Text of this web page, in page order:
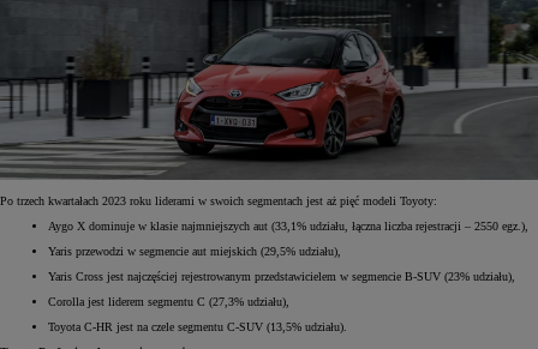
Po trzech kwartałach 2023 roku liderami w swoich segmentach jest aż pięć modeli Toyoty:
Aygo X dominuje w klasie najmniejszych aut (33,1% udziału, łączna liczba rejestracji – 2550 egz.),
Yaris przewodzi w segmencie aut miejskich (29,5% udziału),
Yaris Cross jest najczęściej rejestrowanym przedstawicielem w segmencie B-SUV (23% udziału),
Corolla jest liderem segmentu C (27,3% udziału),
Toyota C-HR jest na czele segmentu C-SUV (13,5% udziału).